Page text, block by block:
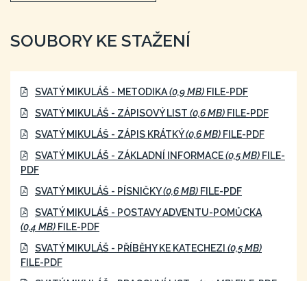
SOUBORY KE STAŽENÍ
SVATÝ MIKULÁŠ - METODIKA(0,9 MB) FILE-PDF
SVATÝ MIKULÁŠ - ZÁPISOVÝ LIST (0,6 MB) FILE-PDF
SVATÝ MIKULÁŠ - ZÁPIS KRÁTKÝ(0,6 MB) FILE-PDF
SVATÝ MIKULÁŠ - ZÁKLADNÍ INFORMACE(0,5 MB) FILE-
PDF
SVATÝ MIKULÁŠ - PÍSNIČKY(0,6 MB) FILE-PDF
SVATÝ MIKULÁŠ - POSTAVY ADVENTU-POMŮCKA
(0,4 MB) FILE-PDF
SVATÝ MIKULÁŠ - PŘÍBĚHY KE KATECHEZI (0,5 MB)
FILE-PDF